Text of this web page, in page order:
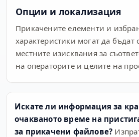
Опции и локализация
Прикачените елементи и
характеристики могат да бъдат
местните изисквания за
на операторите и целите на
Искате ли информация за
очакваното време на
за прикачени файлове?